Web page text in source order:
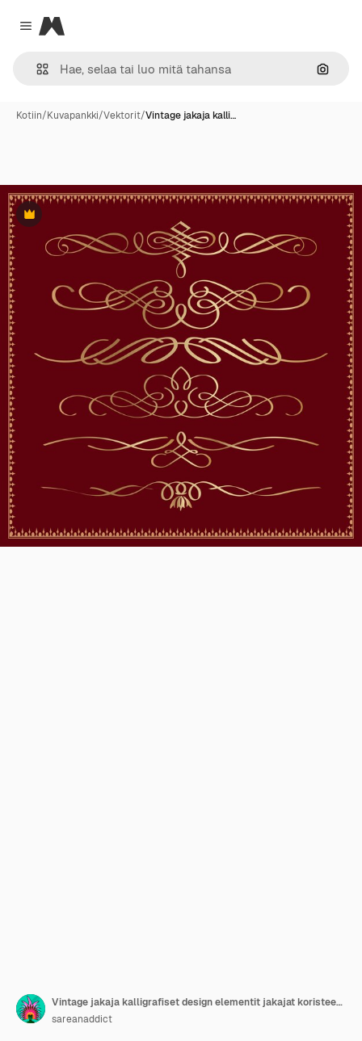
Close menu
Magnific
Hae
Kotiin/Kuvapankki/Vektorit/Vintage jakaja kalli…
Premium
Vintage jakaja kalligrafiset design elementit jakajat koristeet ja rajoittimet asetettu vektori
sareanaddict